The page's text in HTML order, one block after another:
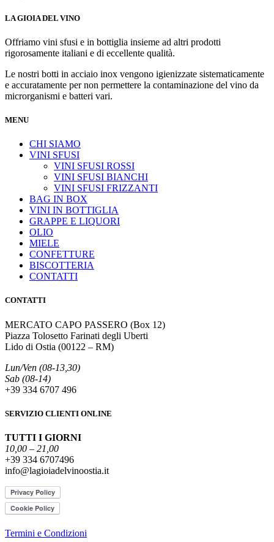
LA GIOIA DEL VINO
Offriamo vini sfusi e in bottiglia insieme ad altri prodotti
rigorosamente italiani e di eccellente qualità.
Le nostri botti in acciaio inox vengono igienizzate sistematicamente
e accuratamente per non permettere la contaminazione del vino da
microrganismi e batteri vari.
MENU
CHI SIAMO
VINI SFUSI
VINI SFUSI ROSSI
VINI SFUSI BIANCHI
VINI SFUSI FRIZZANTI
BAG IN BOX
VINI IN BOTTIGLIA
GRAPPE E LIQUORI
OLIO
MIELE
CONFETTURE
BISCOTTERIA
CONTATTI
CONTATTI
MERCATO CAPO PASSERO (Box 12)
Piazza Tolosetto Farinati degli Uberti
Lido di Ostia (00122 – RM)
Lun/Ven (08-13,30)
Sab (08-14)
+39 334 6707 496
SERVIZIO CLIENTI ONLINE
TUTTI I GIORNI
10,00 – 21,00
+39 334 6707496
info@lagioiadelvinoostia.it
Termini e Condizioni